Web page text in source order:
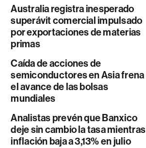
Australia registra inesperado
superávit comercial impulsado
por exportaciones de materias
primas
Caída de acciones de
semiconductores en Asia frena
el avance de las bolsas
mundiales
Analistas prevén que Banxico
deje sin cambio la tasa mientras
inflación baja a 3,13% en julio